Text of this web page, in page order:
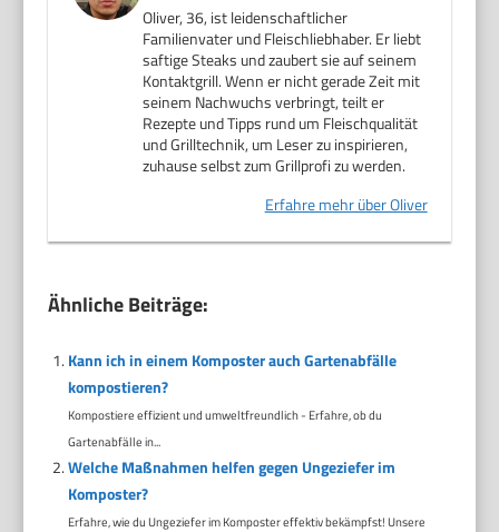
Oliver, 36, ist leidenschaftlicher
Familienvater und Fleischliebhaber. Er liebt
saftige Steaks und zaubert sie auf seinem
Kontaktgrill. Wenn er nicht gerade Zeit mit
seinem Nachwuchs verbringt, teilt er
Rezepte und Tipps rund um Fleischqualität
und Grilltechnik, um Leser zu inspirieren,
zuhause selbst zum Grillprofi zu werden.
Erfahre mehr über Oliver
Ähnliche Beiträge:
Kann ich in einem Komposter auch Gartenabfälle
kompostieren?
Kompostiere effizient und umweltfreundlich - Erfahre, ob du
Gartenabfälle in...
Welche Maßnahmen helfen gegen Ungeziefer im
Komposter?
Erfahre, wie du Ungeziefer im Komposter effektiv bekämpfst! Unsere